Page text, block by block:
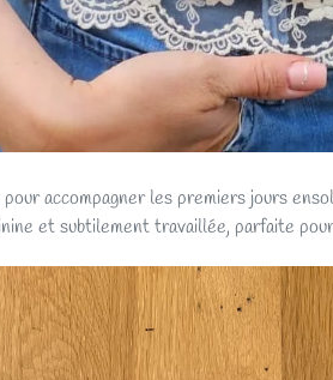
pour accompagner les premiers jours
et subtilement travaillée, parfaite